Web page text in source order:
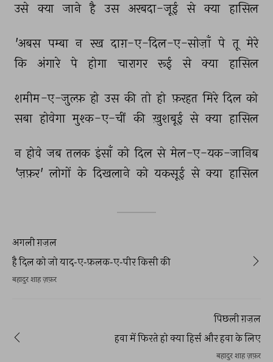
उसे क्या जाने है उस अरबदा-जूई से क्या हासिल
'अबस पम्बा न रख दाग़-ए-दिल-ए-सोज़ाँ पे तू मेरे
कि
अंगारे पे होगा चारागर रूई से क्या हासिल
शमीम-ए-ज़ुल्फ़ हो उस की तो हो फ़रहत मिरे दिल को
सबा होवेगा मुश्क-ए-चीं की ख़ुशबूई से क्या हासिल
न होवे जब तलक इंसाँ को दिल से मेल-ए-यक-जानिब
'ज़फ़र' लोगों के दिखलाने को यकसूई से क्या हासिल
अगली ग़ज़ल
है दिल को जो याद-ए-फ़लक-ए-पीर किसी की
बहादुर शाह ज़फ़र
पिछली ग़ज़ल
हवा में फिरते हो क्या हिर्स और हवा के लिए
बहादुर शाह ज़फ़र